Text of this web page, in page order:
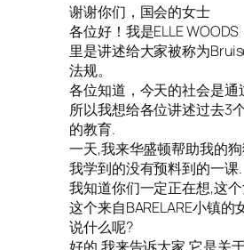
谢谢你们，国会的女士
各位好！我是ELLE
里是讲述给大家被称为
法规。
各位知道，今天的社会是通
所以我想给各位讲述过去3
的教育.
一天,我来华盛顿帮助我的
我学到的没有预料到的一课.
我知道你们一定正在想,这
这个来自BARELARE小镇的
说什么呢?